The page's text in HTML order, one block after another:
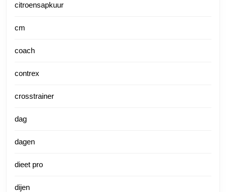
citroensapkuur
cm
coach
contrex
crosstrainer
dag
dagen
dieet pro
dijen